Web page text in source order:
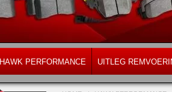
HAWK PERFORMANCE UITLEG